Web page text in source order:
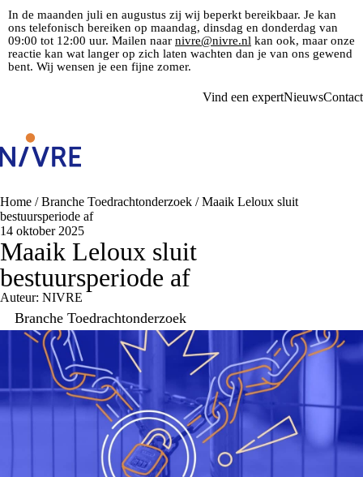
In de maanden juli en augustus zij wij beperkt bereikbaar. Je kan
ons telefonisch bereiken op maandag, dinsdag en donderdag van
09:00 tot 12:00 uur. Mailen naar nivre@nivre.nl kan ook, maar onze
reactie kan wat langer op zich laten wachten dan je van ons gewend
bent. Wij wensen je een fijne zomer.
Vind een expertNieuwsContact
Home /Branche Toedrachtonderzoek /Maaik Leloux sluit
bestuursperiode af
14 oktober 2025
Maaik Leloux sluit
bestuursperiode af
Auteur: NIVRE
Branche Toedrachtonderzoek